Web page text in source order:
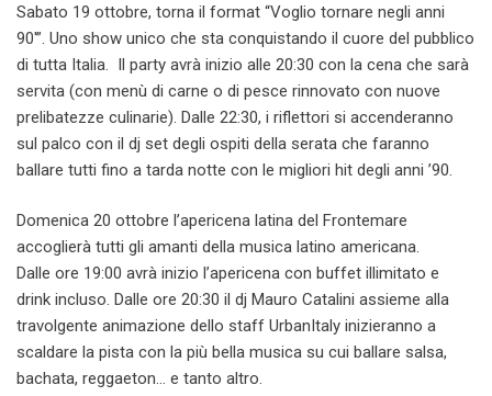
Sabato 19 ottobre, torna il format “Voglio tornare negli anni
90′”. Uno show unico che sta conquistando il cuore del pubblico
di tutta Italia. Il party avrà inizio alle 20:30 con la cena che sarà
servita (con menù di carne o di pesce rinnovato con nuove
prelibatezze culinarie). Dalle 22:30, i riflettori si accenderanno
sul palco con il dj set degli ospiti della serata che faranno
ballare tutti fino a tarda notte con le migliori hit degli anni ’90.
Domenica 20 ottobre l’apericena latina del Frontemare
accoglierà tutti gli amanti della musica latino americana.
Dalle ore 19:00 avrà inizio l’apericena con buffet illimitato e
drink incluso. Dalle ore 20:30 il dj Mauro Catalini assieme alla
travolgente animazione dello staff UrbanItaly inizieranno a
scaldare la pista con la più bella musica su cui ballare salsa,
bachata, reggaeton… e tanto altro.